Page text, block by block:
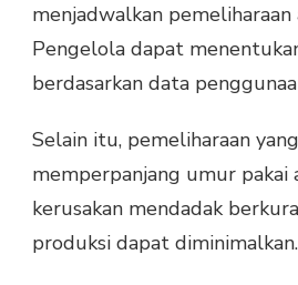
menjadwalkan
Pengelola dapat
berdasarkan data
Selain itu, pemeliharaan
memperpanjang umur pakai
kerusakan mendadak
produksi dapat diminimalkan.